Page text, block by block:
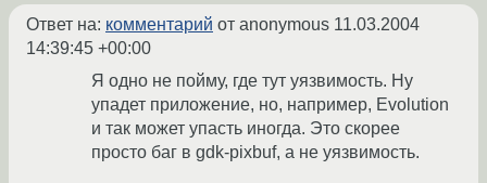
Ответ на: комментарий от anonymous 11.03.2004
14:39:45 +00:00
Я одно не пойму, где тут уязвимость. Ну
упадет приложение, но, например, Evolution
и так может упасть иногда. Это скорее
просто баг в gdk-pixbuf, а не уязвимость.